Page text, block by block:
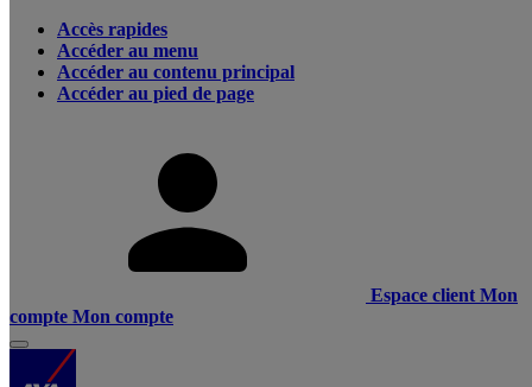
Accès rapides
Accéder au menu
Accéder au contenu principal
Accéder au pied de page
Espace client Mon
compte Mon compte